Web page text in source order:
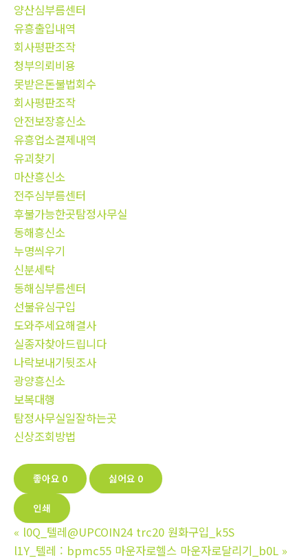
양산심부름센터
유흥출입내역
회사평판조작
청부의뢰비용
못받은돈불법회수
회사평판조작
안전보장흥신소
유흥업소결제내역
유괴찾기
마산흥신소
전주심부름센터
후불가능한곳탐정사무실
동해흥신소
누명씌우기
신분세탁
동해심부름센터
선불유심구입
도와주세요해결사
실종자찾아드립니다
나락보내기뒷조사
광양흥신소
보복대행
탐정사무실일잘하는곳
신상조회방법
좋아요 0 싫어요 0
인쇄
« l0Q_텔레@UPCOIN24 trc20 원화구입_k5S
l1Y_텔레 : bpmc55 마운자로헬스 마운자로달리기_b0L »